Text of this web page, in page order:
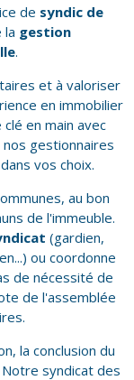
de syndic de
gestion
.
et à valoriser
en immobilier
en main avec
gestionnaires
vos choix.
au bon
de l'immeuble.
(gardien,
ou coordonne
de nécessité de
de l'assemblée
la conclusion du
syndicat des